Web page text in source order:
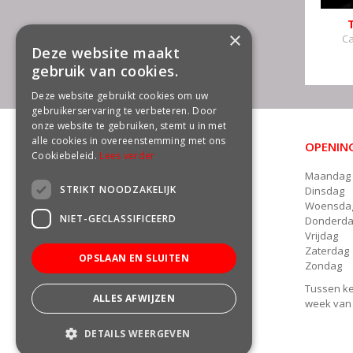
CONTACT
Damsterweg 22a
Telefoon: 06 - 13135891
Maandag
Dinsdag
Vrijdag
Zaterdag
Zondag
Tussen
week
×
Deze website maakt
gebruik van cookies.
Deze website gebruikt cookies om uw
gebruikerservaring te verbeteren. Door
onze website te gebruiken, stemt u in met
alle cookies in overeenstemming met ons
Cookiebeleid. Lees verder
STRIKT NOODZAKELIJK
NIET-GECLASSIFICEERD
OPSLAAN EN SLUITEN
ALLES AFWIJZEN
DETAILS WEERGEVEN